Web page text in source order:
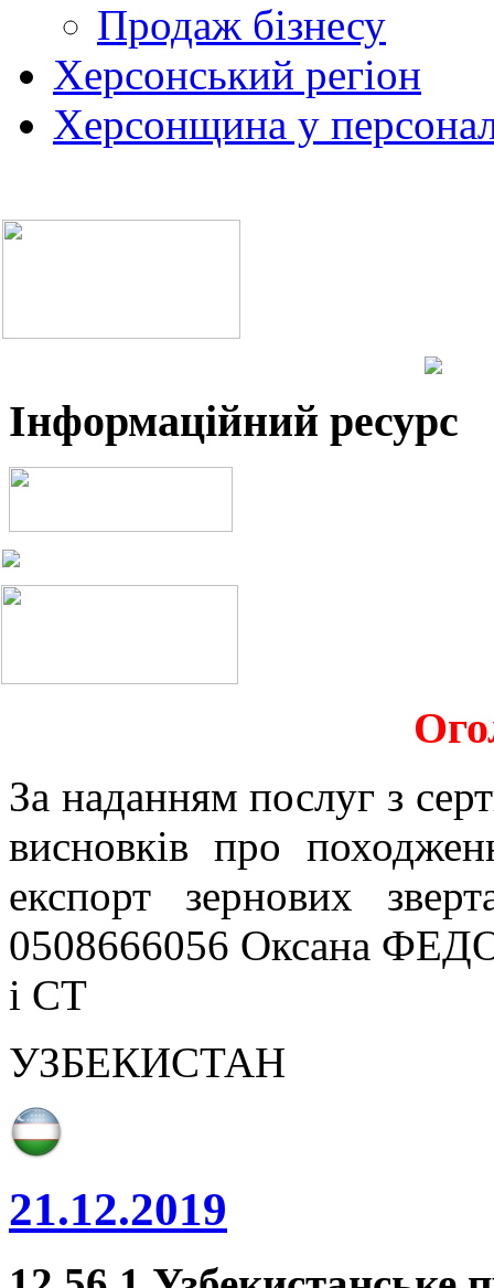
Продаж бізнесу
Херсонський регіон
Херсонщина у
Інформаційний ресурс
За наданням послуг з
висновків про
експорт зернових
0508666056 Оксана
і СТ
УЗБЕКИСТАН
21.12.2019